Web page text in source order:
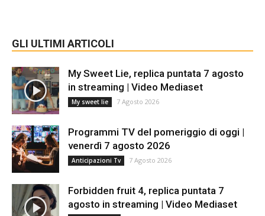
GLI ULTIMI ARTICOLI
My Sweet Lie, replica puntata 7 agosto
in streaming | Video Mediaset
My sweet lie 7 Agosto 2026
Programmi TV del pomeriggio di oggi |
venerdì 7 agosto 2026
Anticipazioni Tv 7 Agosto 2026
Forbidden fruit 4, replica puntata 7
agosto in streaming | Video Mediaset